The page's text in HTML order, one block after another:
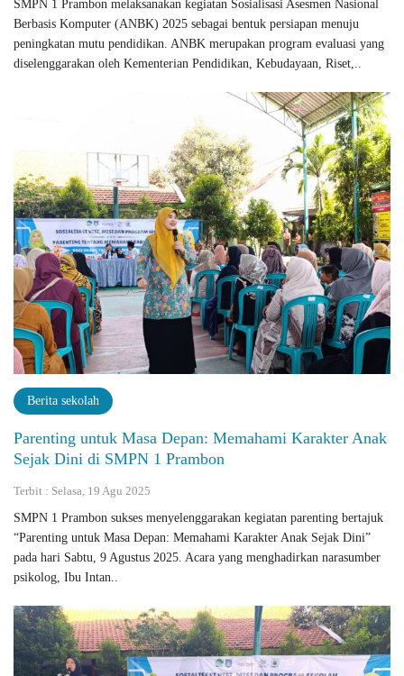
SMPN 1 Prambon melaksanakan kegiatan Sosialisasi Asesmen Nasional
Berbasis Komputer (ANBK) 2025 sebagai bentuk persiapan menuju
peningkatan mutu pendidikan. ANBK merupakan program evaluasi yang
diselenggarakan oleh Kementerian Pendidikan, Kebudayaan, Riset,..
Berita sekolah
Parenting untuk Masa Depan: Memahami Karakter Anak
Sejak Dini di SMPN 1 Prambon
Terbit : Selasa, 19 Agu 2025
SMPN 1 Prambon sukses menyelenggarakan kegiatan parenting bertajuk
“Parenting untuk Masa Depan: Memahami Karakter Anak Sejak Dini”
pada hari Sabtu, 9 Agustus 2025. Acara yang menghadirkan narasumber
psikolog, Ibu Intan..